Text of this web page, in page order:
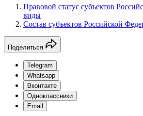
Правовой статус субъектов
виды
Состав субъектов Российской
Поделиться
Telegram
Whatsapp
Вконтакте
Одноклассники
Email